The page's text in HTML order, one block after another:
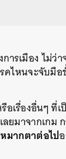
ารเมือง ไม่
คไหนจะจับมื
รือเรื่องอื่นๆ
ยมาจากเกม
มากตาต่อไป